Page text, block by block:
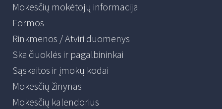
Mokesčių mokėtojų informacija
Formos
Rinkmenos / Atviri duomenys
Skaičiuoklės ir pagalbininkai
Sąskaitos ir įmokų kodai
Mokesčių žinynas
Mokesčių kalendorius